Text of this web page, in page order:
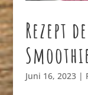
Rezept
Juni 16, 2023|